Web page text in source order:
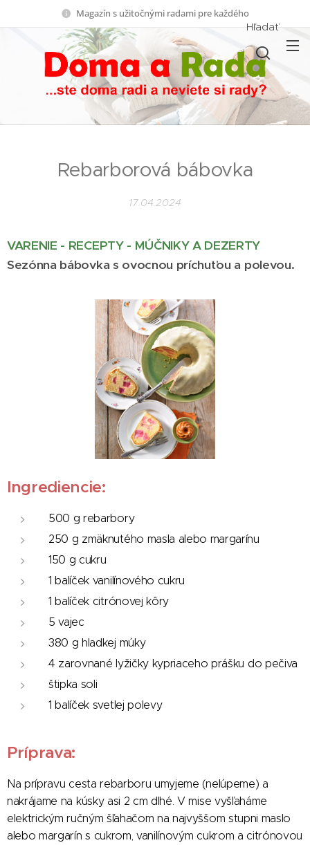
Magazín s užitočnými radami pre každého
Hľadať
Rebarborová bábovka
17.04.2024
VARENIE - RECEPTY - MÚČNIKY A DEZERTY
Sezónna bábovka s ovocnou príchuťou a polevou.
Ingrediencie:
500 g rebarbory
250 g zmäknutého masla alebo margarínu
150 g cukru
1 balíček vanilínového cukru
1 balíček citrónovej kôry
5 vajec
380 g hladkej múky
4 zarovnané lyžičky kypriaceho prášku do pečiva
štipka soli
1 balíček svetlej polevy
Príprava:
Na prípravu cesta rebarboru umyjeme (nelúpeme) a
nakrájame na kúsky asi 2 cm dlhé. V mise vyšľaháme
elektrickým ručným šľahačom na najvyššom stupni maslo
alebo margarín s cukrom, vanilínovým cukrom a citrónovou